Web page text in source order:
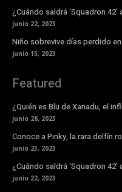
¿Cuándo saldrá ‘Squadron 42’
junio 22, 2023
Niño sobrevive días perdido
junio 15, 2023
Featured
¿Quién es Blu de Xanadu, el
junio 28, 2023
Conoce a Pinky, la rara delfín
junio 23, 2023
¿Cuándo saldrá ‘Squadron 42’
junio 22, 2023